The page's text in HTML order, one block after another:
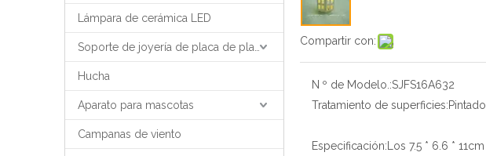
Lámpara de cerámica LED
Hucha
Aparato para mascotas
Campanas de viento
Compartir con:
N º de Modelo.:SJFS16A632
Tratamiento de superficies:Pintado
Especificación: Los 7.5 * 6.6 * 11cm